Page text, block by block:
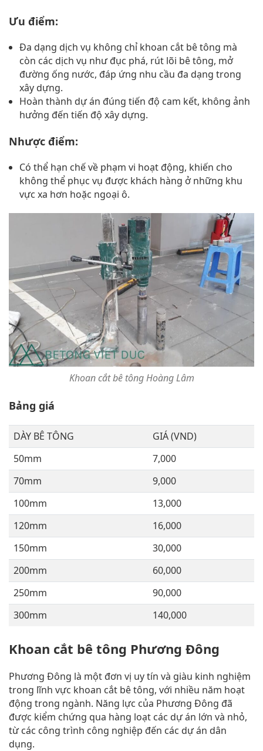
Ưu điểm:
Đa dạng dịch vụ không chỉ khoan cắt bê tông mà
còn các dịch vụ như đục phá, rút lõi bê tông, mở
đường ống nước, đáp ứng nhu cầu đa dạng trong
xây dựng.
Hoàn thành dự án đúng tiến độ cam kết, không ảnh
hưởng đến tiến độ xây dựng.
Nhược điểm:
Có thể hạn chế về phạm vi hoạt động, khiến cho
không thể phục vụ được khách hàng ở những khu
vực xa hơn hoặc ngoại ô.
Khoan cắt bê tông Hoàng Lâm
Bảng giá
DÀY BÊ TÔNG
GIÁ (VND)
50mm
7,000
70mm
9,000
100mm
13,000
120mm
16,000
150mm
30,000
200mm
60,000
250mm
90,000
300mm
140,000
Khoan cắt bê tông Phương Đông
Phương Đông là một đơn vị uy tín và giàu kinh nghiệm
trong lĩnh vực khoan cắt bê tông, với nhiều năm hoạt
động trong ngành. Năng lực của Phương Đông đã
được kiểm chứng qua hàng loạt các dự án lớn và nhỏ,
từ các công trình công nghiệp đến các dự án dân
dụng.